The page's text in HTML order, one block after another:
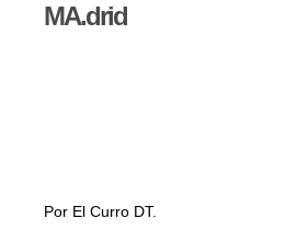
MA.drid
Por El Curro DT.